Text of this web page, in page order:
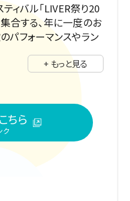
ィバル「LIVER祭り20
合する、年に一度のお
パフォーマンスやラン
でお祭り気分を味わえ
+ もっと見る
ちら